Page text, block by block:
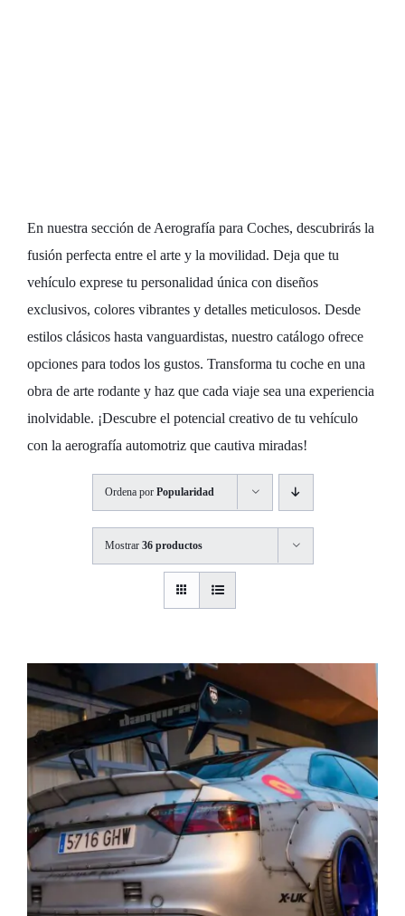
En nuestra sección de Aerografía para Coches, descubrirás la
fusión perfecta entre el arte y la movilidad. Deja que tu
vehículo exprese tu personalidad única con diseños
exclusivos, colores vibrantes y detalles meticulosos. Desde
estilos clásicos hasta vanguardistas, nuestro catálogo ofrece
opciones para todos los gustos. Transforma tu coche en una
obra de arte rodante y haz que cada viaje sea una experiencia
inolvidable. ¡Descubre el potencial creativo de tu vehículo
con la aerografía automotriz que cautiva miradas!
Ordena por Popularidad
Mostrar 36 productos